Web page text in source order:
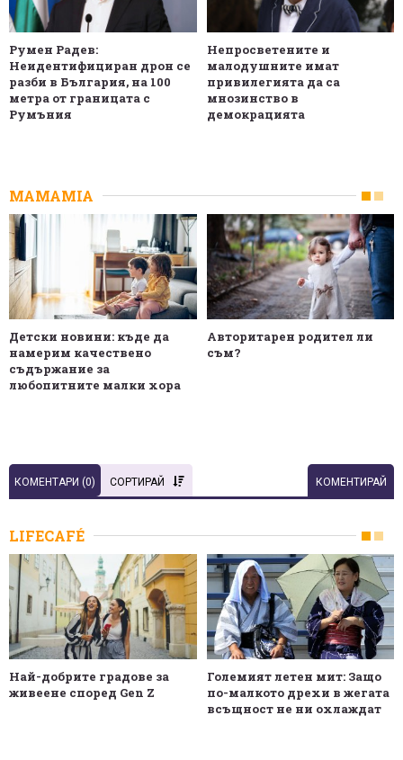
Румен Радев:
Неидентифициран дрон се
разби в България, на 100
метра от границата с
Румъния
Непросветените и
малодушните имат
привилегията да са
мнозинство в
демокрацията
MAMAMIA
Детски новини: къде да
намерим качествено
съдържание за
любопитните малки хора
Авторитарен родител ли
съм?
КОМЕНТАРИ (0) СОРТИРАЙ КОМЕНТИРАЙ
LIFECAFÉ
Най-добрите градове за
живеене според Gen Z
Големият летен мит: Защо
по-малкото дрехи в жегата
всъщност не ни охлаждат